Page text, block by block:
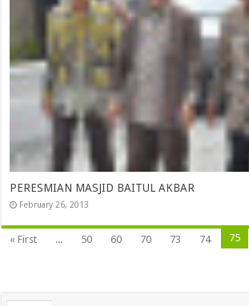
PERESMIAN MASJID BAITUL AKBAR
February 26, 2013
« First ... 50 60 70 73 74 75